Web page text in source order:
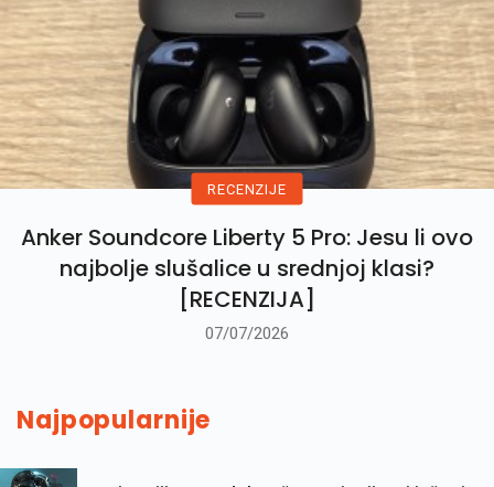
RECENZIJE
Anker Soundcore Liberty 5 Pro: Jesu li ovo
najbolje slušalice u srednjoj klasi?
[RECENZIJA]
07/07/2026
Najpopularnije